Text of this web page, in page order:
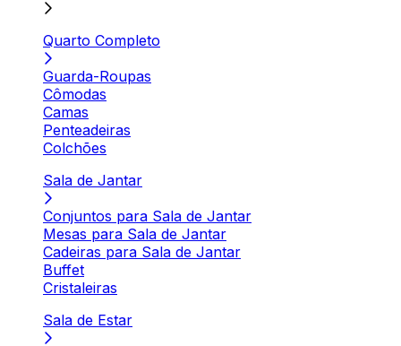
Quarto Completo
Guarda-Roupas
Cômodas
Camas
Penteadeiras
Colchões
Sala de Jantar
Conjuntos para Sala de Jantar
Mesas para Sala de Jantar
Cadeiras para Sala de Jantar
Buffet
Cristaleiras
Sala de Estar